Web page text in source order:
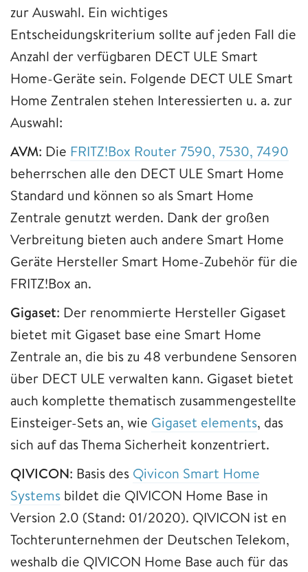
zur Auswahl. Ein wichtiges
Entscheidungskriterium sollte auf jeden Fall die
Anzahl der verfügbaren DECT ULE Smart
Home-Geräte sein. Folgende DECT ULE Smart
Home Zentralen stehen Interessierten u. a. zur
Auswahl:
AVM: Die FRITZ!Box Router 7590, 7530, 7490
beherrschen alle den DECT ULE Smart Home
Standard und können so als Smart Home
Zentrale genutzt werden. Dank der großen
Verbreitung bieten auch andere Smart Home
Geräte Hersteller Smart Home-Zubehör für die
FRITZ!Box an.
Gigaset: Der renommierte Hersteller Gigaset
bietet mit Gigaset base eine Smart Home
Zentrale an, die bis zu 48 verbundene Sensoren
über DECT ULE verwalten kann. Gigaset bietet
auch komplette thematisch zusammengestellte
Einsteiger-Sets an, wie Gigaset elements, das
sich auf das Thema Sicherheit konzentriert.
QIVICON: Basis des Qivicon Smart Home
Systems bildet die QIVICON Home Base in
Version 2.0 (Stand: 01/2020). QIVICON ist en
Tochterunternehmen der Deutschen Telekom,
weshalb die QIVICON Home Base auch für das